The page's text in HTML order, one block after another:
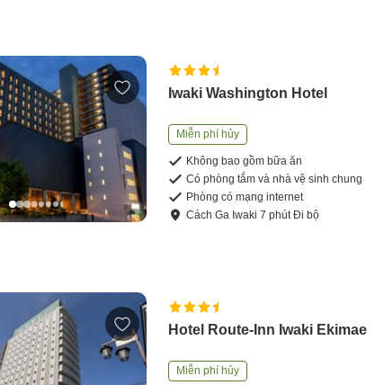
Iwaki Washington Hotel
Miễn phí hủy
Không bao gồm bữa ăn
Có phòng tắm và nhà vệ sinh chung
Phòng có mạng internet
CáchGa Iwaki7 phútĐi bộ
Hotel Route-Inn Iwaki Ekimae
Miễn phí hủy